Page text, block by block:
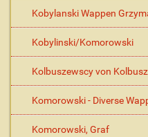
Kobylanski Wappen
Kobylinski/Komorowski
Kolbuszewscy von
Komorowski - Diverse
Komorowski, Graf